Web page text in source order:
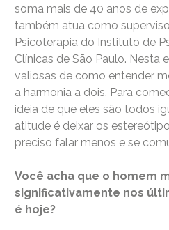
soma mais de 40 anos de
também atua como
Psicoterapia do Instituto de
Clínicas de São Paulo. Nesta
valiosas de como entender
a harmonia a dois. Para
ideia de que eles são todos
atitude é deixar os
preciso falar menos e se
Você acha que o homem
significativamente nos
é hoje?